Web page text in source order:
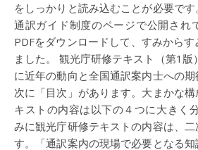
をしっかりと読み込むことが必要で
通訳ガイド制度のページで公開され
PDFをダウンロードして、すみから
ました。 観光庁研修テキスト（第1版
に近年の動向と全国通訳案内士への期
次に「目次」があります。大まかな
キストの内容は以下の４つに大きく
みに観光庁研修テキストの内容は、
す。「通訳案内の現場で必要となる